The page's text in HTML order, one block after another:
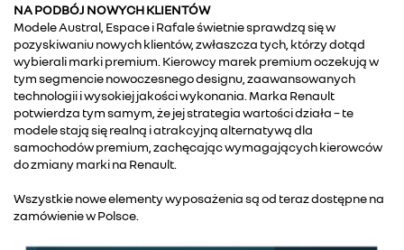
NA PODBÓJ NOWYCH KLIENTÓW
Modele Austral, Espace i Rafale świetnie sprawdzą się w
pozyskiwaniu nowych klientów, zwłaszcza tych, którzy dotąd
wybierali marki premium. Kierowcy marek premium oczekują w
tym segmencie nowoczesnego designu, zaawansowanych
technologii i wysokiej jakości wykonania. Marka Renault
potwierdza tym samym, że jej strategia wartości działa – te
modele stają się realną i atrakcyjną alternatywą dla
samochodów premium, zachęcając wymagających kierowców
do zmiany marki na Renault.
Wszystkie nowe elementy wyposażenia są od teraz dostępne na
zamówienie w Polsce.